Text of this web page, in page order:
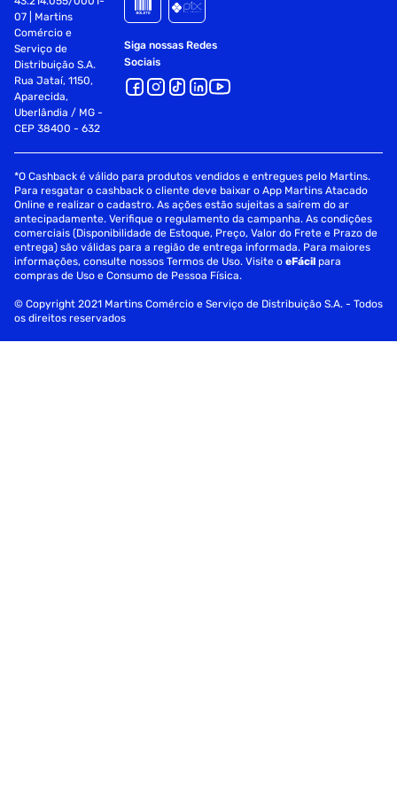
07 | Martins
Comércio e
Serviço de
Distribuição S.A.
Rua Jataí, 1150,
Aparecida,
Uberlândia / MG -
CEP 38400 - 632
Siga nossas Redes
Sociais
*O Cashback é válido para produtos vendidos e entregues pelo Martins.
Para resgatar o cashback o cliente deve baixar o App Martins Atacado
Online e realizar o cadastro. As ações estão sujeitas a saírem do ar
antecipadamente. Verifique o regulamento da campanha. As condições
comerciais (Disponibilidade de Estoque, Preço, Valor do Frete e Prazo de
entrega) são válidas para a região de entrega informada. Para maiores
informações, consulte nossos Termos de Uso. Visite oeFácil para
compras de Uso e Consumo de Pessoa Física.
© Copyright 2021 Martins Comércio e Serviço de Distribuição S.A. - Todos
os direitos reservados